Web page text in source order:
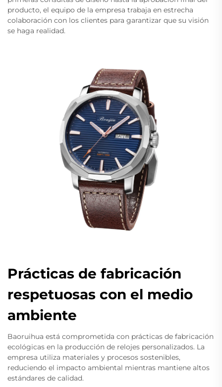
producto, el equipo de la empresa trabaja en estrecha
colaboración con los clientes para garantizar que su visión
se haga realidad.
Prácticas de fabricación
respetuosas con el medio
ambiente
Baoruihua está comprometida con prácticas de fabricación
ecológicas en la producción de relojes personalizados. La
empresa utiliza materiales y procesos sostenibles,
reduciendo el impacto ambiental mientras mantiene altos
estándares de calidad.